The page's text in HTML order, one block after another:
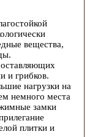
вещества,
и грибков.
нагрузки на
немного места
замки
плитки и